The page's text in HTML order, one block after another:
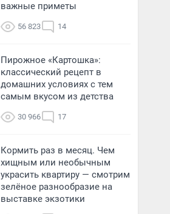
важные приметы
56 823 14
Пирожное «Картошка»:
классический рецепт в
домашних условиях с тем
самым вкусом из детства
30 966 17
Кормить раз в месяц. Чем
хищным или необычным
украсить квартиру — смотрим
зелёное разнообразие на
выставке экзотики